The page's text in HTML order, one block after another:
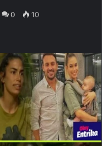
0 10